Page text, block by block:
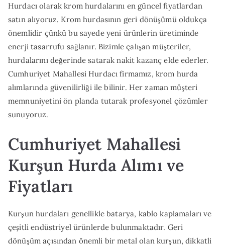
Hurdacı olarak krom hurdalarını en güncel fiyatlardan
satın alıyoruz. Krom hurdasının geri dönüşümü oldukça
önemlidir çünkü bu sayede yeni ürünlerin üretiminde
enerji tasarrufu sağlanır. Bizimle çalışan müşteriler,
hurdalarını değerinde satarak nakit kazanç elde ederler.
Cumhuriyet Mahallesi Hurdacı firmamız, krom hurda
alımlarında güvenilirliği ile bilinir. Her zaman müşteri
memnuniyetini ön planda tutarak profesyonel çözümler
sunuyoruz.
Cumhuriyet Mahallesi
Kurşun Hurda Alımı ve
Fiyatları
Kurşun hurdaları genellikle batarya, kablo kaplamaları ve
çeşitli endüstriyel ürünlerde bulunmaktadır. Geri
dönüşüm açısından önemli bir metal olan kurşun, dikkatli